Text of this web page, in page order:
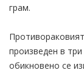
грам.
произведен в
обикновено се